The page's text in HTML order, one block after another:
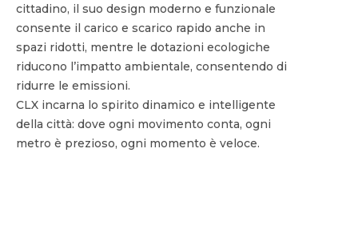
cittadino, il suo design moderno e funzionale
consente il carico e scarico rapido anche in
spazi ridotti, mentre le dotazioni ecologiche
riducono l’impatto ambientale, consentendo di
ridurre le emissioni.
CLX incarna lo spirito dinamico e intelligente
della città: dove ogni movimento conta, ogni
metro è prezioso, ogni momento è veloce.